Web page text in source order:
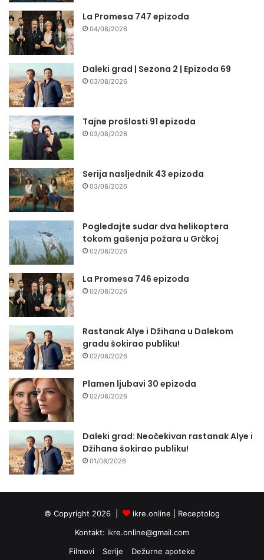
La Promesa 747 epizoda
04/08/2026
Daleki grad | Sezona 2 | Epizoda 69
03/08/2026
Tajne prošlosti 91 epizoda
03/08/2026
Serija nasljednik 43 epizoda
03/08/2026
Pogledajte sudar dva helikoptera
tokom gašenja požara u Grčkoj
02/08/2026
La Promesa 746 epizoda
02/08/2026
Rastanak Alye i Džihana u Dalekom
gradu šokirao publiku!
02/08/2026
Plamen ljubavi 30 epizoda
02/08/2026
Daleki grad: Neočekivan rastanak Alye i
Džihana šokirao publiku!
01/08/2026
© Copyright 2026 | ikre.online | Receptolog
Kontakt: ikre.online@gmail.com
Filmovi
Serije Dežurne apoteke